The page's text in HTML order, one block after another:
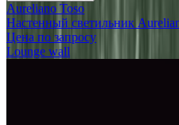
Aureliano Toso
Настенный светильник
Цена по запросу
Lounge wall